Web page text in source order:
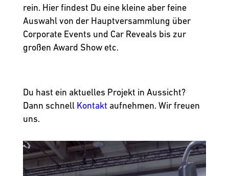
rein. Hier findest Du eine kleine aber feine
Auswahl von der Hauptversammlung über
Corporate Events und Car Reveals bis zur
großen Award Show etc.
Du hast ein aktuelles Projekt in Aussicht?
Dann schnell Kontakt aufnehmen. Wir freuen
uns.